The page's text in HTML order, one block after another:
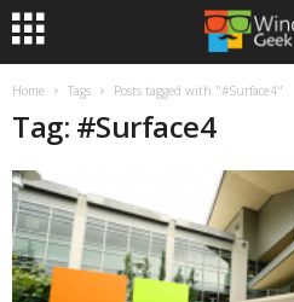
Home Tags Posts tagged with "#Surface4"
Tag: #Surface4